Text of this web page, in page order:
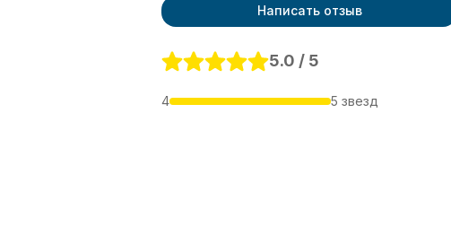
Написать отзыв
5.0 / 5
4 5 звезд